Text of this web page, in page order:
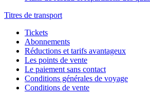
Titres de transport
Tickets
Abonnements
Réductions et tarifs avantageux
Les points de vente
Le paiement sans contact
Conditions générales de voyage
Conditions de vente